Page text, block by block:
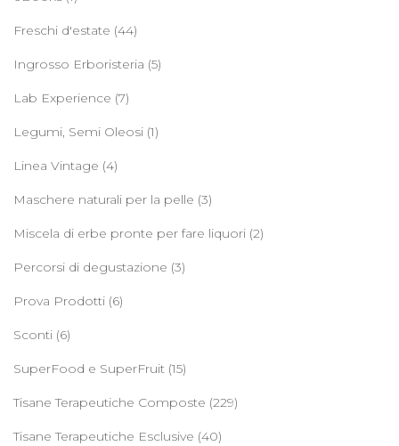
Freschi d'estate (44)
Ingrosso Erboristeria (5)
Lab Experience (7)
Legumi, Semi Oleosi (1)
Linea Vintage (4)
Maschere naturali per la pelle (3)
Miscela di erbe pronte per fare liquori (2)
Percorsi di degustazione (3)
Prova Prodotti (6)
Sconti (6)
SuperFood e SuperFruit (15)
Tisane Terapeutiche Composte (229)
Tisane Terapeutiche Esclusive (40)